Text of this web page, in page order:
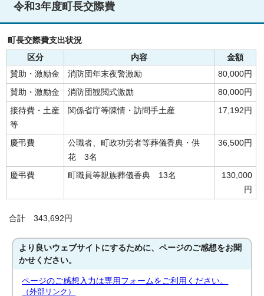
令和3年度町長交際費
町長交際費支出状況
区分 内容
金額
賛助・激励金
消防団年末夜警激励 80,000円
賛助・激励金 消防団観閲式激励 80,000円
接待費・土産
等
関係省庁等陳情・訪問手土産 17,192円
慶弔費
公職者、町政功労者等葬儀香典・供
花 3名
36,500円
慶弔費 町職員等親族葬儀香典 13名
130,000
円
合計 343,692円
より良いウェブサイトにするために、ページのご感想をお聞
かせください。
ページのご感想入力は専用フォームをご利用ください。
（外部リンク）